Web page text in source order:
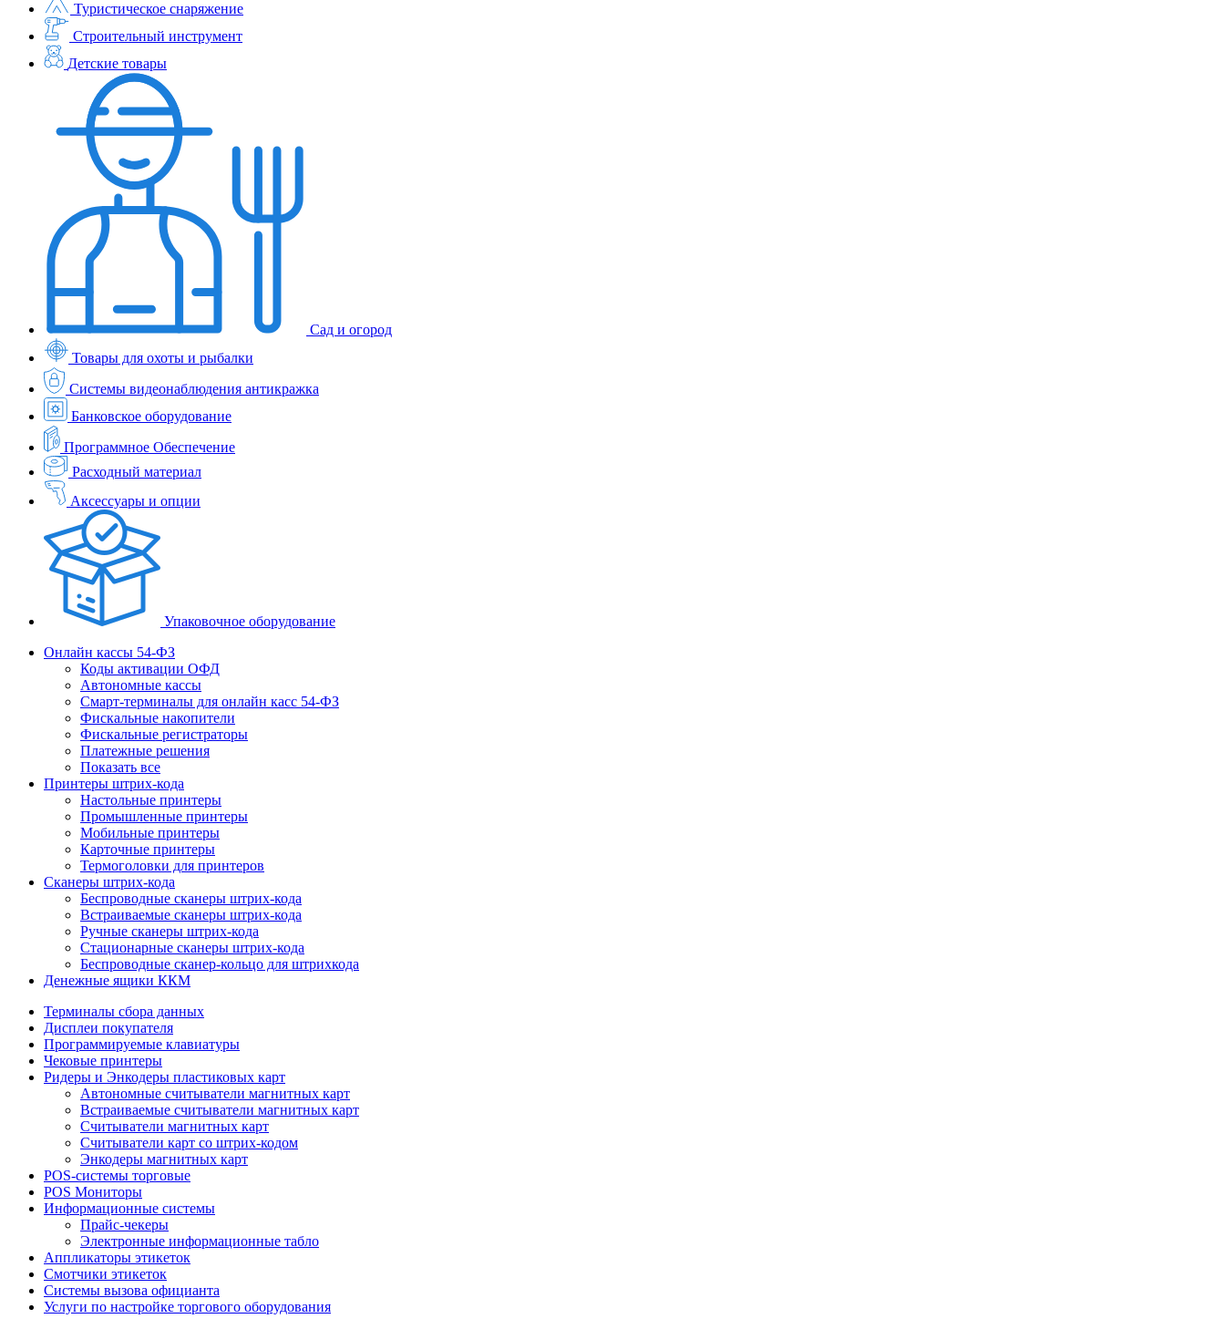
Туристическое снаряжение
Строительный инструмент
Детские товары
Сад и огород
Товары для охоты и рыбалки
Системы видеонаблюдения антикражка
Банковское оборудование
Программное Обеспечение
Расходный материал
Аксессуары и опции
Упаковочное оборудование
Онлайн кассы 54-ФЗ
Коды активации ОФД
Автономные кассы
Смарт-терминалы для онлайн касс 54-ФЗ
Фискальные накопители
Фискальные регистраторы
Платежные решения
Показать все
Принтеры штрих-кода
Настольные принтеры
Промышленные принтеры
Мобильные принтеры
Карточные принтеры
Термоголовки для принтеров
Сканеры штрих-кода
Беспроводные сканеры штрих-кода
Встраиваемые сканеры штрих-кода
Ручные сканеры штрих-кода
Стационарные сканеры штрих-кода
Беспроводные сканер-кольцо для штрихкода
Денежные ящики ККМ
Терминалы сбора данных
Дисплеи покупателя
Программируемые клавиатуры
Чековые принтеры
Ридеры и Энкодеры пластиковых карт
Автономные считыватели магнитных карт
Встраиваемые считыватели магнитных карт
Считыватели магнитных карт
Считыватели карт со штрих-кодом
Энкодеры магнитных карт
POS-системы торговые
POS Мониторы
Информационные системы
Прайс-чекеры
Электронные информационные табло
Аппликаторы этикеток
Смотчики этикеток
Системы вызова официанта
Услуги по настройке торгового оборудования